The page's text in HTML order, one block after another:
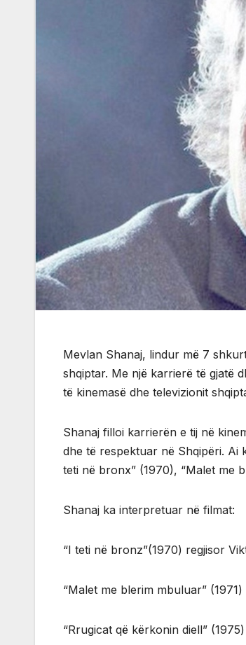
Mevlan Shanaj, lindur më 7
shqiptar. Me një karrierë të gjatë
të kinemasë dhe televizionit
Shanaj filloi karrierën e tij në
dhe të respektuar në Shqipëri. Ai
teti në bronx” (1970), “Malet me
Shanaj ka interpretuar në filmat:
“I teti në bronz”(1970) regjisor
“Malet me blerim mbuluar”
“Rrugicat që kërkonin diell”